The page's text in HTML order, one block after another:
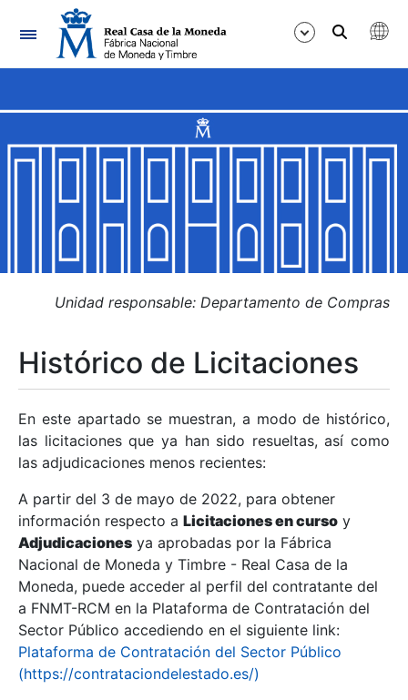
Navegación
Mostrar/Ocultar
Mostrar/Ocultar
Mostrar/Ocultar
Mostrar/Ocultar
Mostrar/Ocultar
Mostrar/Ocultar
Unidad responsable: Departamento de Compras
Histórico de Licitaciones
En este apartado se muestran, a modo de histórico,
las licitaciones que ya han sido resueltas, así como
las adjudicaciones menos recientes:
A partir del 3 de mayo de 2022, para obtener
información respecto a Licitaciones en curso y
Adjudicaciones ya aprobadas por la Fábrica
Nacional de Moneda y Timbre - Real Casa de la
Moneda, puede acceder al perfil del contratante del
a FNMT-RCM en la Plataforma de Contratación del
Sector Público accediendo en el siguiente link:
Plataforma de Contratación del Sector Público
(https://contrataciondelestado.es/)